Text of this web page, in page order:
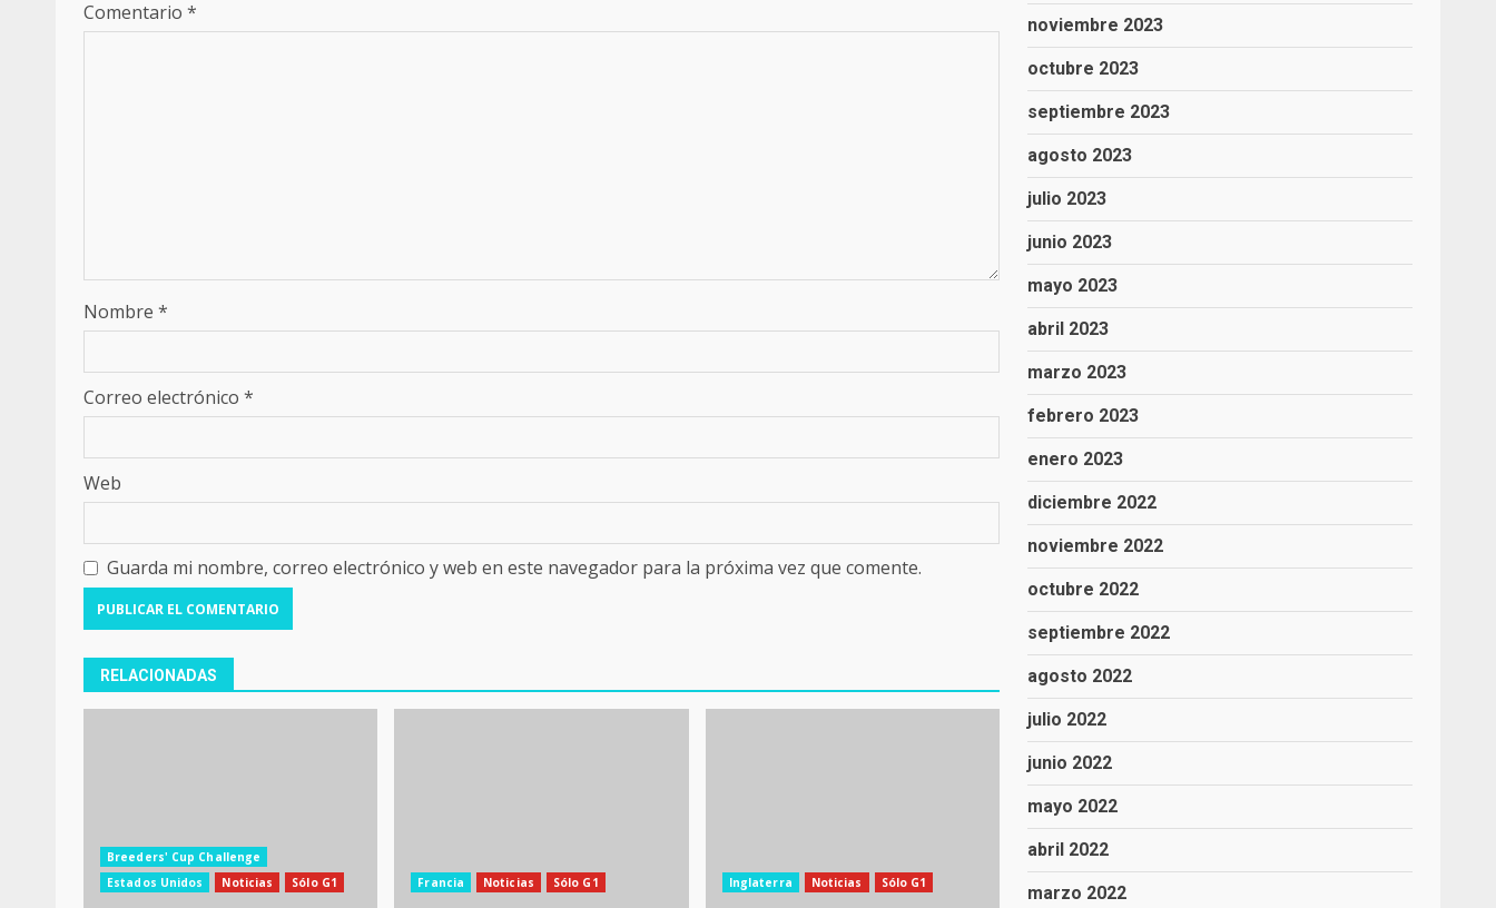
Comentario *
Nombre *
Correo electrónico *
Web
Guarda mi nombre, correo electrónico y web en este navegador para la próxima vez que comente.
RELACIONADAS
Breeders' Cup Challenge
Estados Unidos
Noticias Sólo G1 Francia Noticias Sólo G1 Inglaterra Noticias Sólo G1
noviembre 2023
octubre 2023
septiembre 2023
agosto 2023
julio 2023
junio 2023
mayo 2023
abril 2023
marzo 2023
febrero 2023
enero 2023
diciembre 2022
noviembre 2022
octubre 2022
septiembre 2022
agosto 2022
julio 2022
junio 2022
mayo 2022
abril 2022
marzo 2022